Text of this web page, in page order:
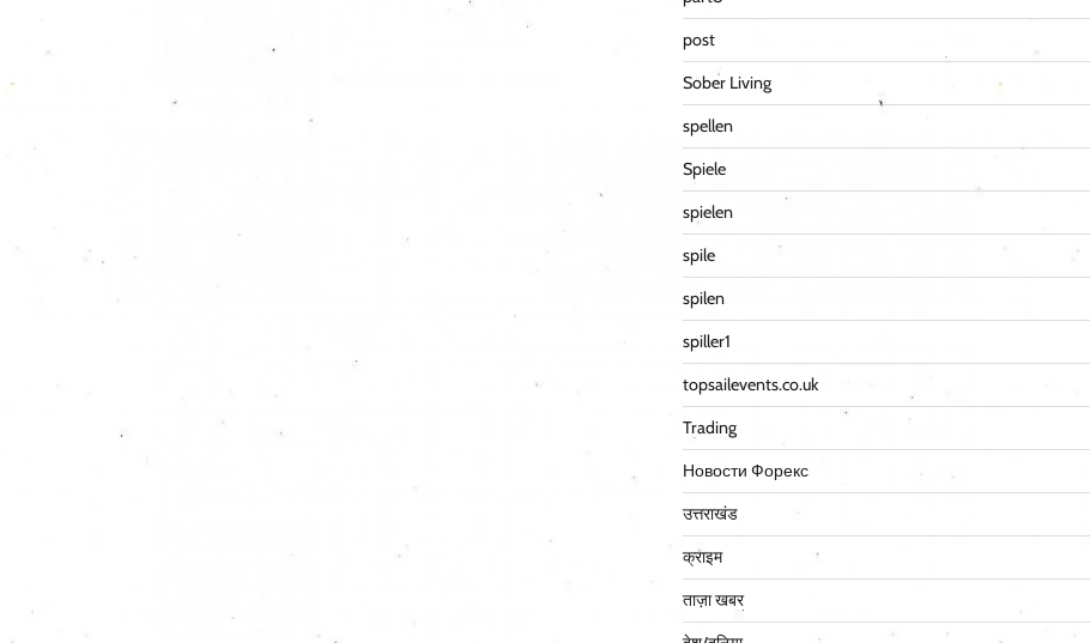
post
Sober Living
spellen
Spiele
spielen
spile
spilen
spiller1
topsailevents.co.uk
Trading
Новости Форекс
उत्तराखंड
क्राइम
ताज़ा खबर